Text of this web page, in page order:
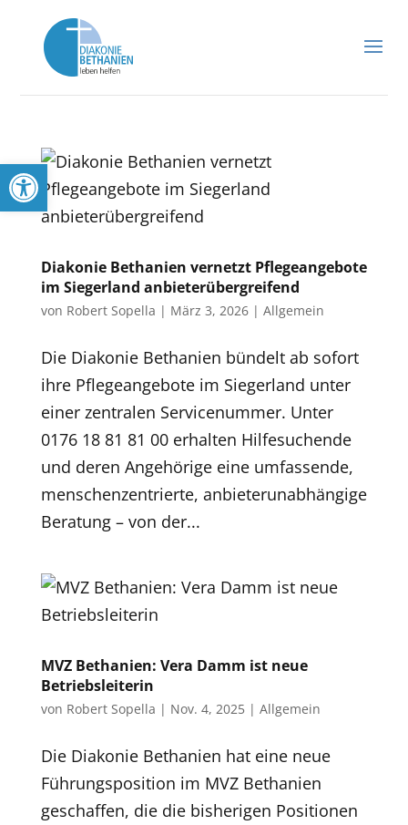
Werkzeugleiste öffnen
Diakonie Bethanien vernetzt Pflegeangebote
im Siegerland anbieterübergreifend
von Robert Sopella | März 3, 2026| Allgemein
Die Diakonie Bethanien bündelt ab sofort
ihre Pflegeangebote im Siegerland unter
einer zentralen Servicenummer. Unter
0176 18 81 81 00 erhalten Hilfesuchende
und deren Angehörige eine umfassende,
menschenzentrierte, anbieterunabhängige
Beratung – von der...
MVZ Bethanien: Vera Damm ist neue
Betriebsleiterin
von Robert Sopella | Nov. 4, 2025| Allgemein
Die Diakonie Bethanien hat eine neue
Führungsposition im MVZ Bethanien
geschaffen, die die bisherigen Positionen